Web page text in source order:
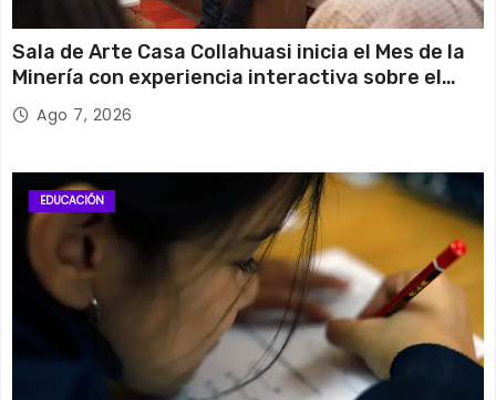
Sala de Arte Casa Collahuasi inicia el Mes de la
Minería con experiencia interactiva sobre el
cobreAgo 7, 2026
EDUCACIÓN